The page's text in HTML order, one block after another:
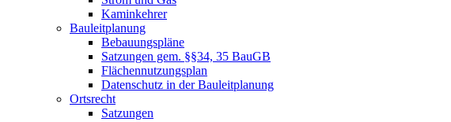
Kaminkehrer
Bauleitplanung
Bebauungspläne
Satzungen gem. §§34, 35 BauGB
Flächennutzungsplan
Datenschutz in der Bauleitplanung
Ortsrecht
Satzungen